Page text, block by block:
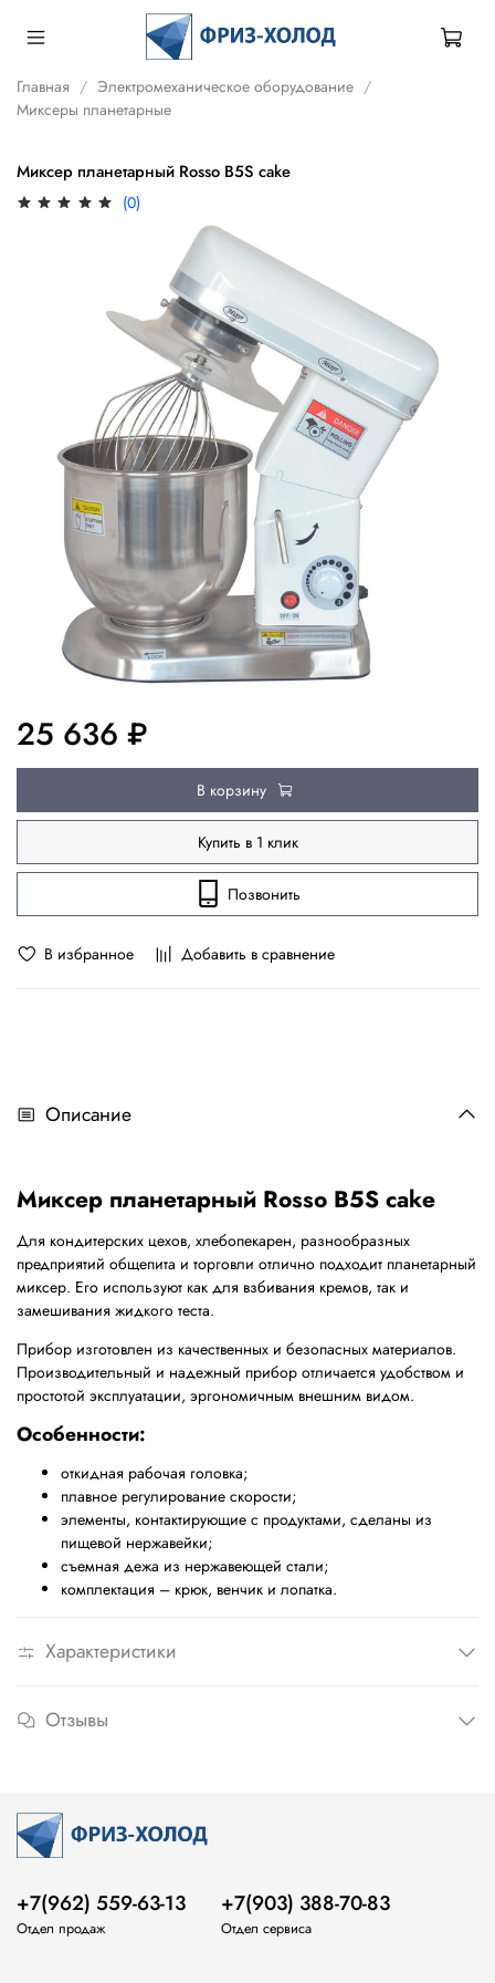
Главная
Электромеханическое оборудование
Миксеры планетарные
Миксер планетарный Rosso B5S cake
(0)
В избранное Добавить в сравнение
25 636 ₽
В корзину
Купить в 1 клик
Позвонить
Описание
Миксер планетарный Rosso B5S cake
Для кондитерских цехов, хлебопекарен, разнообразных
предприятий общепита и торговли отлично подходит планетарный
миксер. Его используют как для взбивания кремов, так и
замешивания жидкого теста.
Прибор изготовлен из качественных и безопасных материалов.
Производительный и надежный прибор отличается удобством и
простотой эксплуатации, эргономичным внешним видом.
Особенности:
откидная рабочая головка;
плавное регулирование скорости;
элементы, контактирующие с продуктами, сделаны из
пищевой нержавейки;
съемная дежа из нержавеющей стали;
комплектация – крюк, венчик и лопатка.
Характеристики
Отзывы
+7(962) 559-63-13
Отдел продаж
+7(903) 388-70-83
Отдел сервиса